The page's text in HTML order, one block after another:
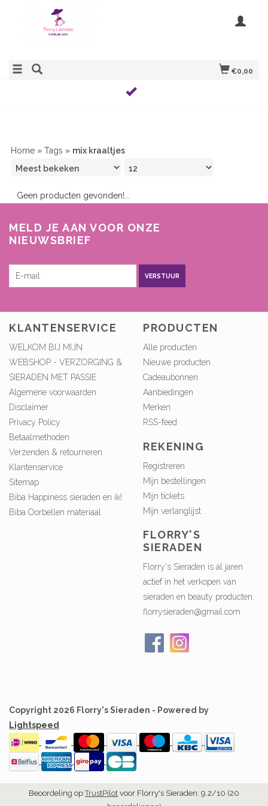
€0,00
Home » Tags » mix kraaltjes
Geen producten gevonden!...
MELD JE AAN VOOR ONZE
NIEUWSBRIEF
VERSTUUR
KLANTENSERVICE
WELKOM BIJ MIJN
WEBSHOP - VERZORGING &
SIERADEN MET PASSIE
Algemene voorwaarden
Disclaimer
Privacy Policy
Betaalmethoden
Verzenden & retourneren
Klantenservice
Sitemap
Biba Happiness sieraden en ik!
Biba Oorbellen materiaal
PRODUCTEN
Alle producten
Nieuwe producten
Cadeaubonnen
Aanbiedingen
Merken
RSS-feed
REKENING
Registreren
Mijn bestellingen
Mijn tickets
Mijn verlanglijst
FLORRY'S
SIERADEN
Florry's Sieraden is al jaren
actief in het verkopen van
sieraden en beauty producten.
florrysieraden@gmail.com
Copyright 2026 Florry's Sieraden - Powered by
Lightspeed
Beoordeling opTrustPilot voor Florry's Sieraden: 9.2/10 (20